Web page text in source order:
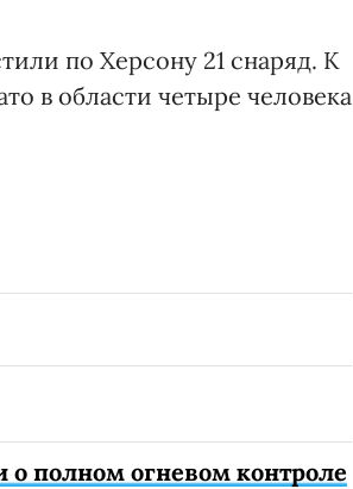
по Херсону 21 снаряд. К
в области четыре человека
о полном огневом контроле